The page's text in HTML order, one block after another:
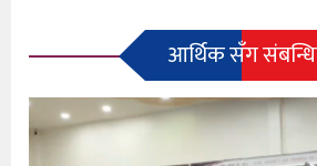
आर्थिक सँग